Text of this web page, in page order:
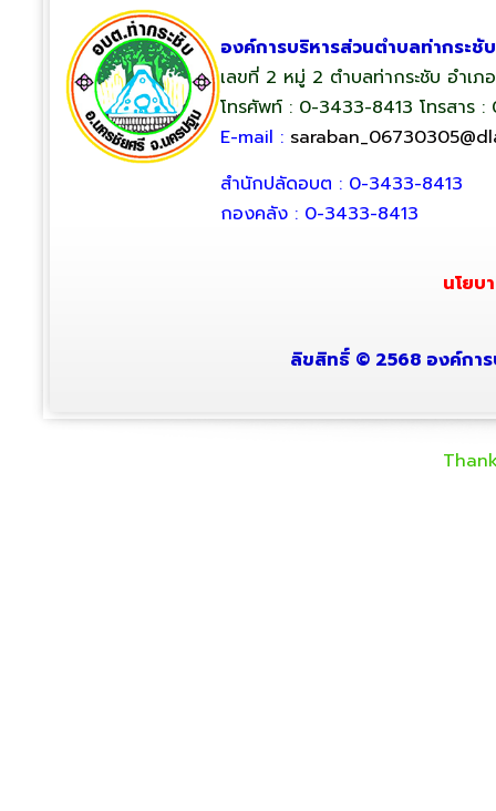
องค์การบริหารส่วนตำบลท่ากระชับ
เลขที่ 2 หมู่ 2 ตำบลท่ากระชับ อำเ
โทรศัพท์ : 0-3433-8413 โทรสาร
E-mail :
สำนักปลัดอบต : 0-3433-8413
กองคลัง : 0-3433-8413
นโยบ
ลิขสิทธิ์ © 2568 องค์กา